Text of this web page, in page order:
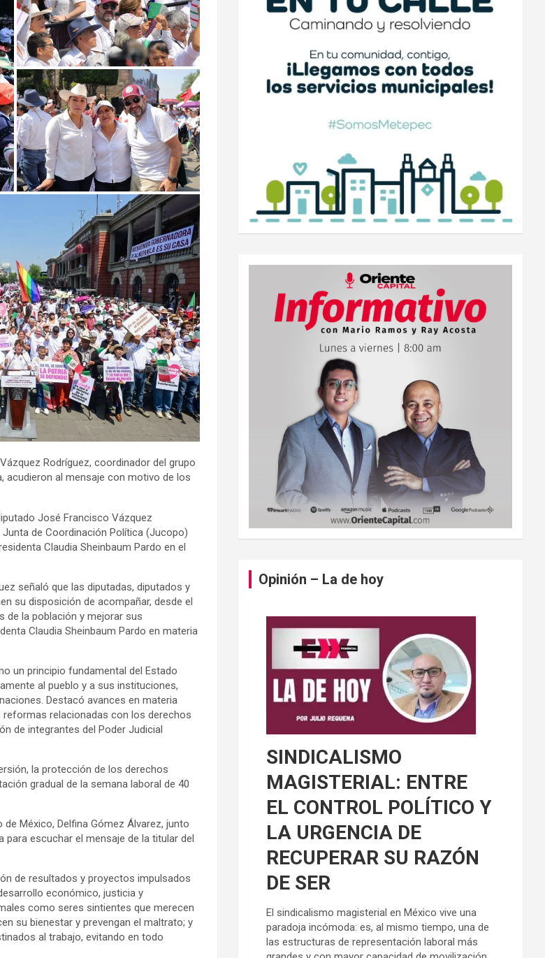
Rodríguez, coordinador del grupo
acudieron al mensaje con motivo de los
José Francisco Vázquez
de Coordinación Política (Jucopo)
Claudia Sheinbaum Pardo en el
señaló que las diputadas, diputados y
su disposición de acompañar, desde el
de la población y mejorar sus
Claudia Sheinbaum Pardo en materia
un principio fundamental del Estado
al pueblo y a sus instituciones,
Destacó avances en materia
relacionadas con los derechos
de integrantes del Poder Judicial
la protección de los derechos
gradual de la semana laboral de 40
México, Delfina Gómez Álvarez, junto
escuchar el mensaje de la titular del
de resultados y proyectos impulsados
económico, justicia y
como seres sintientes que merecen
su bienestar y prevengan el maltrato; y
al trabajo, evitando en todo
Opinión – La de hoy
SINDICALISMO
MAGISTERIAL: ENTRE
EL CONTROL POLÍTICO Y
LA URGENCIA DE
RECUPERAR SU RAZÓN
DE SER
El sindicalismo magisterial en México vive una
paradoja incómoda: es, al mismo tiempo, una de
las estructuras de representación laboral más